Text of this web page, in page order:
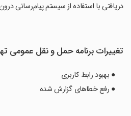
دریافتی با استفاده از سیستم پیام‌رسانی
تغییرات برنامه حمل و نقل عمومی
● بهبود رابط کاربری
● رفع خطاهای گزارش شده